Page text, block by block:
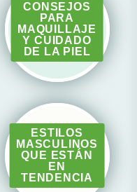
CONSEJOS
PARA
MAQUILLAJE
Y CUIDADO
DE LA PIEL
ESTILOS
MASCULINOS
QUE ESTÁN
EN
TENDENCIA